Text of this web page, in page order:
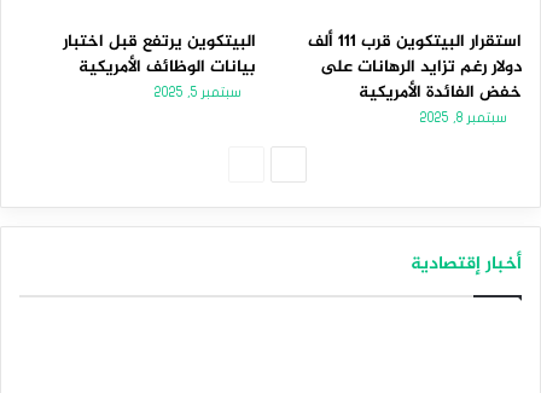
استقرار البيتكوين قرب 111 ألف
دولار رغم تزايد الرهانات على
خفض الفائدة الأمريكية
سبتمبر 8, 2025
البيتكوين يرتفع قبل اختبار
بيانات الوظائف الأمريكية
سبتمبر 5, 2025
أخبار إقتصادية